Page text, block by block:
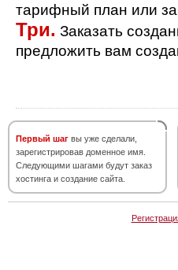
тарифный план или
Три. Заказать
предложить вам
Первый шаг вы уже сделали,
зарегистрировав доменное имя.
Следующими шагами будут заказ
хостинга и создание сайта.